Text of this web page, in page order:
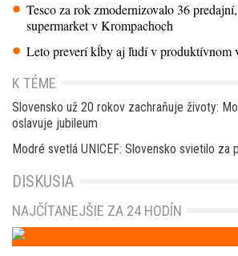
Tesco za rok zmodernizovalo 36
supermarket v Krompachoch
Leto preverí kĺby aj ľudí v produktívnom
K TÉME
Slovensko už 20 rokov zachraňuje životy:
oslavuje jubileum
Modré svetlá UNICEF: Slovensko svietilo za
DISKUSIA
NAJČÍTANEJŠIE ZA 24 HODÍN